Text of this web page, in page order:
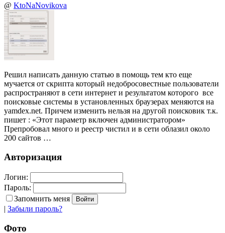
@ KtoNaNovikova
Решил написать данную статью в помощь тем кто еще
мучается от скрипта который недобросовестные пользователи
распространяют в сети интернет и результатом которого все
поисковые системы в установленных браузерах меняются на
yamdex.net. Причем изменить нельзя на другой поисковик т.к.
пишет : «Этот параметр включен администратором»
Препробовал много и реестр чистил и в сети облазил около
200 сайтов …
Авторизация
Логин:
Пароль:
Запомнить меня
| Забыли пароль?
Фото